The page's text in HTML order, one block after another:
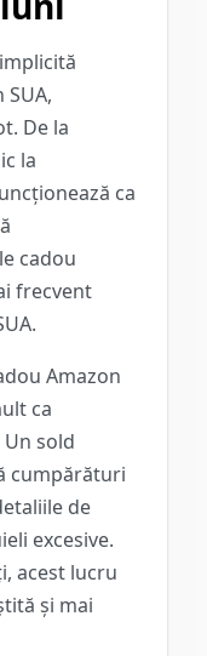
De la
la
ca
cadou
frecvent
Amazon
ca
sold
cumpărături
de
excesive.
acest lucru
și mai